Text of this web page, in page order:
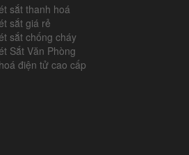
sắt thanh hoá
sắt giá rẻ
sắt chống cháy
Sắt Văn Phòng
điện tử cao cấp